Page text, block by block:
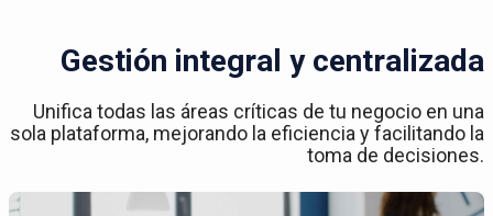
Gestión integral y centralizada
Unifica todas las áreas críticas de tu negocio en una
sola plataforma, mejorando la eficiencia y facilitando la
toma de decisiones.